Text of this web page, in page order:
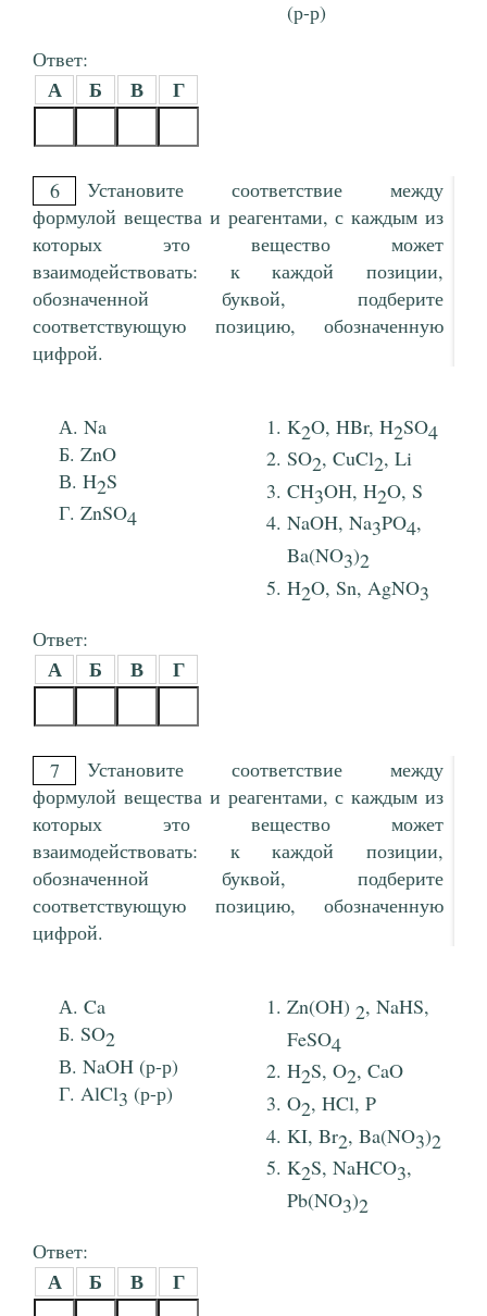
(р-р)
Ответ:
А Б В Г
6
Установите соответствие между
формулой вещества и реагентами, с каждым из
которых это вещество может
взаимодействовать: к каждой позиции,
обозначенной буквой, подберите
соответствующую позицию, обозначенную
цифрой.
Na
ZnO
H2S
ZnSO4
K2O, HBr, H2SO4
SO2, CuCl2, Li
CH3OH, H2O, S
NaOH, Na3PO4,
Ba(NO3)2
H2O, Sn, AgNO3
Ответ:
А Б В Г
7
Установите соответствие между
формулой вещества и реагентами, с каждым из
которых это вещество может
взаимодействовать: к каждой позиции,
обозначенной буквой, подберите
соответствующую позицию, обозначенную
цифрой.
Ca
SO2
NaOH (р-р)
AlCl3 (р-р)
Zn(OH) 2, NaHS,
FeSO4
H2S, O2, CaO
O2, HCl, P
KI, Br2, Ba(NO3)2
K2S, NaHCO3,
Pb(NO3)2
Ответ:
А Б В Г